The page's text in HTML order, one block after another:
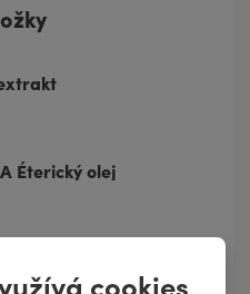
cookies
Éterický olej